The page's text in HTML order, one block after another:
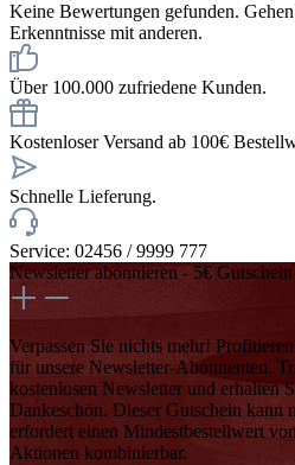
Keine Bewertungen gefunden.
Erkenntnisse mit anderen.
Über 100.000 zufriedene Kunden.
Kostenloser Versand ab 100€
Schnelle Lieferung.
Service: 02456 / 9999 777
Newsletter abonnieren - 5€ Gutschein
Verpassen Sie nichts mehr!
für unsere Newsletter-Abonnenten.
kostenlosen Newsletter und erhalten
Dankeschön. Dieser Gutschein kann
erfordert einen Mindestbestellwert
Aktionen kombinierbar.